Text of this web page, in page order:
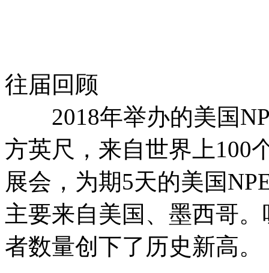
往届回顾
2018年举办的美国
方英尺，来自世界上100
展会，为期5天的美国
主要来自美国、墨西哥
者数量创下了历史新高。